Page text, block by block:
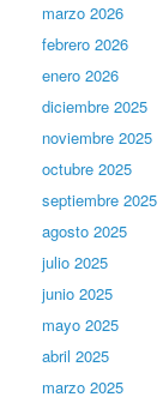
marzo 2026
febrero 2026
enero 2026
diciembre 2025
noviembre 2025
octubre 2025
septiembre 2025
agosto 2025
julio 2025
junio 2025
mayo 2025
abril 2025
marzo 2025